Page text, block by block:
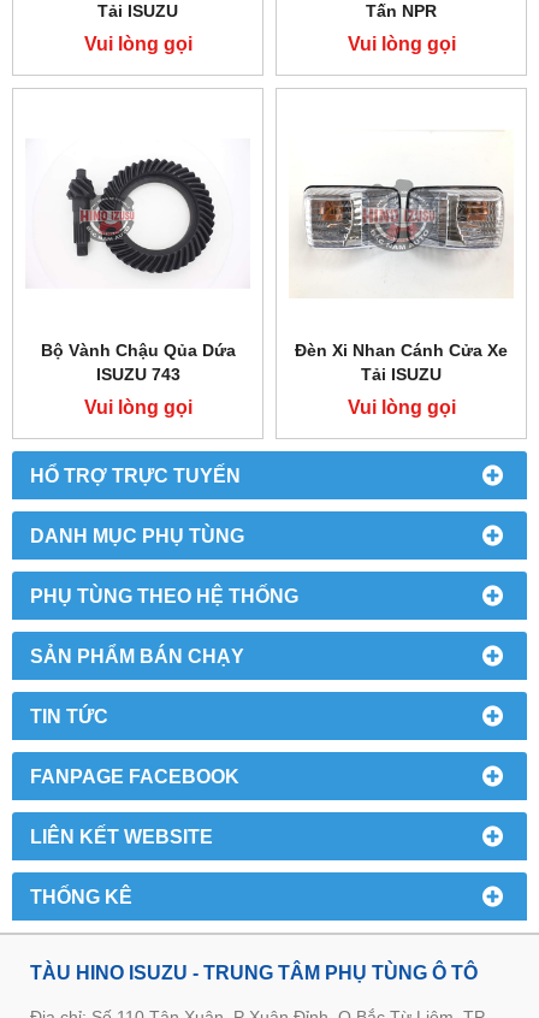
HỔ TRỢ TRỰC TUYẾN
DANH MỤC PHỤ TÙNG
PHỤ TÙNG THEO HỆ THỐNG
SẢN PHẨM BÁN CHẠY
TIN TỨC
FANPAGE FACEBOOK
LIÊN KẾT WEBSITE
THỐNG KÊ
Tải ISUZU
Vui lòng gọi
Tấn NPR
Vui lòng gọi
Bộ Vành Chậu Qủa Dứa
ISUZU 743
Vui lòng gọi
Đèn Xi Nhan Cánh Cửa Xe
Tải ISUZU
Vui lòng gọi
TÀU HINO ISUZU - TRUNG TÂM PHỤ TÙNG Ô TÔ